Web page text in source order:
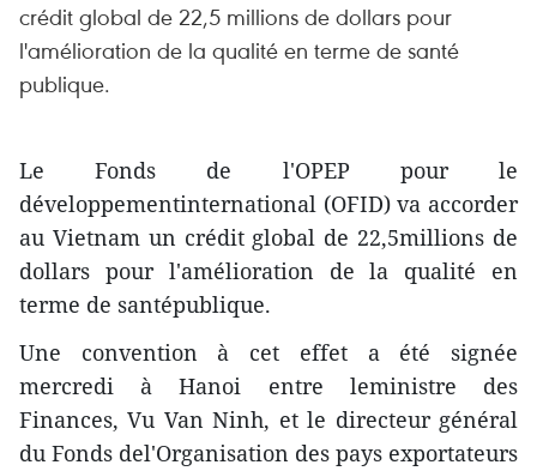
crédit global de 22,5 millions de dollars pour
l'amélioration de la qualité en terme de santé
publique.
Le Fonds de l'OPEP pour le
développementinternational (OFID) va accorder
au Vietnam un crédit global de 22,5millions de
dollars pour l'amélioration de la qualité en
terme de santépublique.
Une convention à cet effet a été signée
mercredi à Hanoi entre leministre des
Finances, Vu Van Ninh, et le directeur général
du Fonds del'Organisation des pays exportateurs